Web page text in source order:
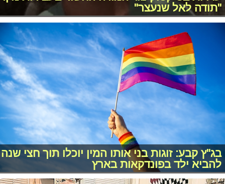
"תודה לאל שנעצר"
בג"ץ קבע: זוגות בני אותו המין יוכלו תוך חצי שנה
להביא ילד בפונדקאות בארץ